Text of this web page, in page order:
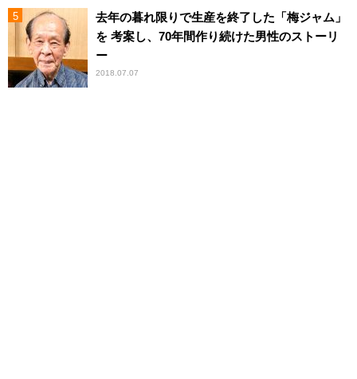
去年の暮れ限りで生産を終了した「梅ジャム」
を 考案し、70年間作り続けた男性のストーリ
ー
2018.07.07